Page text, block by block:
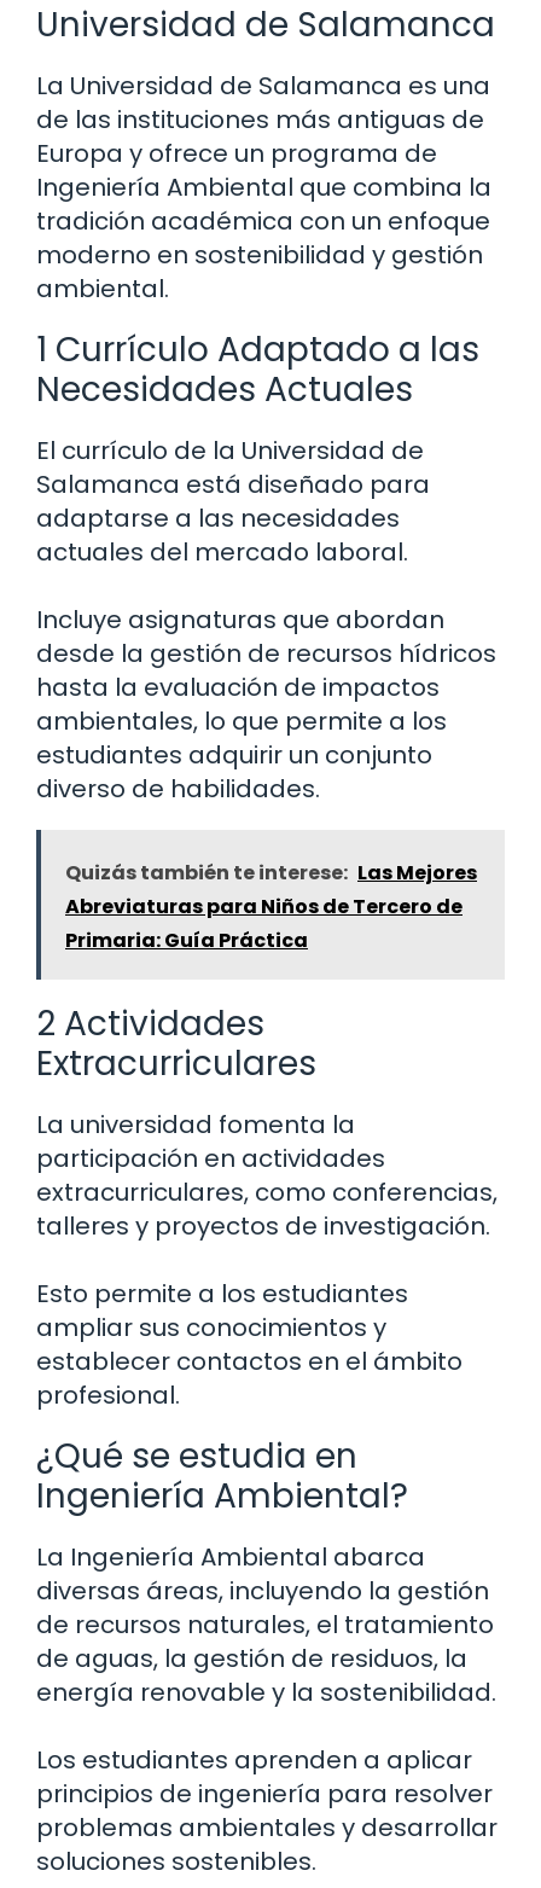
Universidad de Salamanca
La Universidad de Salamanca es una
de las instituciones más antiguas de
Europa y ofrece un programa de
Ingeniería Ambiental que combina la
tradición académica con un enfoque
moderno en sostenibilidad y gestión
ambiental.
1 Currículo Adaptado a las
Necesidades Actuales
El currículo de la Universidad de
Salamanca está diseñado para
adaptarse a las necesidades
actuales del mercado laboral.
Incluye asignaturas que abordan
desde la gestión de recursos hídricos
hasta la evaluación de impactos
ambientales, lo que permite a los
estudiantes adquirir un conjunto
diverso de habilidades.
Quizás también te interese: Las Mejores
Abreviaturas para Niños de Tercero de
Primaria: Guía Práctica
2 Actividades
Extracurriculares
La universidad fomenta la
participación en actividades
extracurriculares, como conferencias,
talleres y proyectos de investigación.
Esto permite a los estudiantes
ampliar sus conocimientos y
establecer contactos en el ámbito
profesional.
¿Qué se estudia en
Ingeniería Ambiental?
La Ingeniería Ambiental abarca
diversas áreas, incluyendo la gestión
de recursos naturales, el tratamiento
de aguas, la gestión de residuos, la
energía renovable y la sostenibilidad.
Los estudiantes aprenden a aplicar
principios de ingeniería para resolver
problemas ambientales y desarrollar
soluciones sostenibles.